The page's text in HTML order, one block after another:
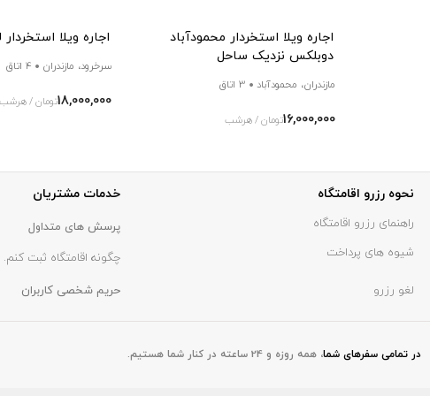
اجاره ویلا استخردار محمودآباد
دوبلکس نزدیک ساحل
مازندران، محمودآباد 3 اتاق
16,000,000تومان / هرشب
اجاره ویلا
سرخرود، مازندران 4 اتاق
18,000,000تومان / هرشب
نحوه رزرو اقامتگاه
راهنمای رزرو اقامتگاه
شیوه های پرداخت
لغو رزرو
خدمات مشتریان
پرسش های متداول
چگونه اقامتگاه ثبت کنم.
حریم شخصی کاربران
در تمامی سفر‌های شما، همه روزه و 24 ساعته در کنار شما هستیم.